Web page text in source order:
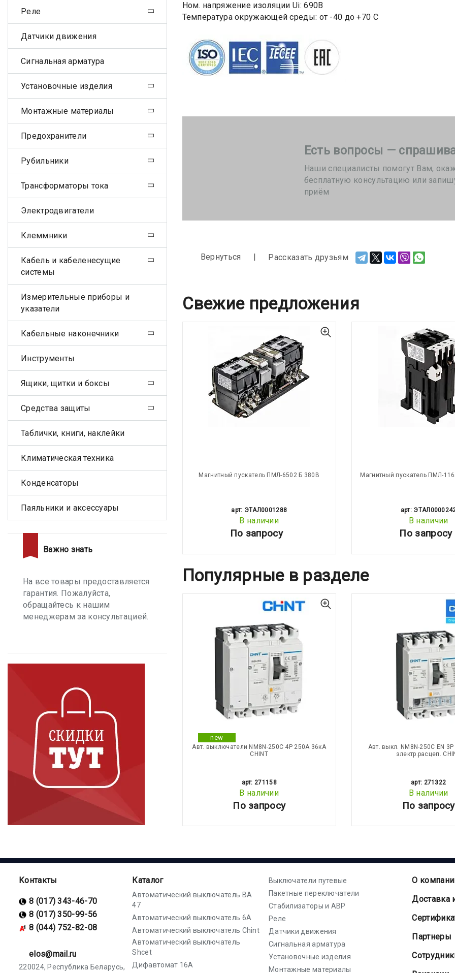
Ном. напряжение изоляции Ui: 690В
Температура окружающей среды: от -40 до +70 С
Есть вопросы —
Наши специалисты помогут Вам,
бесплатную консультацию или
приём
Вернуться Рассказать друзьям
Свежие предложения
Магнитный пускатель ПМЛ-6502 Б 380В
арт: ЭТАЛ0001288
В наличии
По запросу
Магнитный пускатель ПМЛ-
арт:
В наличии
По запросу
Популярные в разделе
new
Авт. выключатели NM8N-250C 4Р 250А 36кА
CHINT
арт: 271158
В наличии
По запросу
Авт. выкл. NM8N-250C EN
электр.расцеп.
арт: 271322
В наличии
По запросу
Реле
Датчики движения
Сигнальная арматура
Установочные изделия
Монтажные материалы
Предохранители
Рубильники
Трансформаторы тока
Электродвигатели
Клеммники
Кабель и кабеленесущие
системы
Измерительные приборы и
указатели
Кабельные наконечники
Инструменты
Ящики, щитки и боксы
Средства защиты
Таблички, книги, наклейки
Климатическая техника
Конденсаторы
Паяльники и аксессуары
Важно знать
На все товары предоставляется
гарантия. Пожалуйста,
обращайтесь к нашим
менеджерам за консультацией.
Контакты
8 (017) 343-46-70
8 (017) 350-99-56
8 (044) 752-82-08
elos@mail.ru
220024, Республика Беларусь,
Каталог
Автоматический выключатель ВА
47
Автоматический выключатель 6А
Автоматический выключатель Chint
Автоматический выключатель
Shcet
Дифавтомат 16А
Выключатели путевые
Пакетные переключатели
Стабилизаторы и АВР
Реле
Датчики движения
Сигнальная арматура
Установочные изделия
Монтажные материалы
О
Доставка
Партнеры